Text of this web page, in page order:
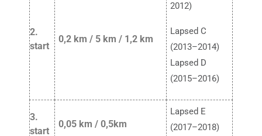
2.
start
0,2 km / 5 km / 1,2 km
2012)
Lapsed C
(2013–2014)
Lapsed D
(2015–2016)
3.
start
0,05 km / 0,5km
Lapsed E
(2017–2018)